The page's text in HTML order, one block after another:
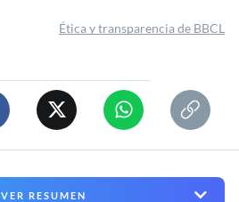
Ética y transparencia de BBCL
VER RESUMEN